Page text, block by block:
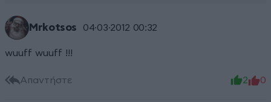
Mrkotsos 04·03·2012 00:32
wuuff wuuff !!!
Απαντήστε 2 0